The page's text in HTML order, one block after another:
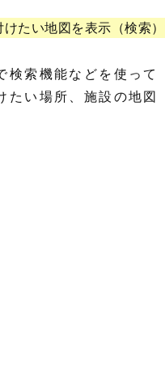
たい地図を表示（検索
検索機能などを使って
たい場所、施設の地図